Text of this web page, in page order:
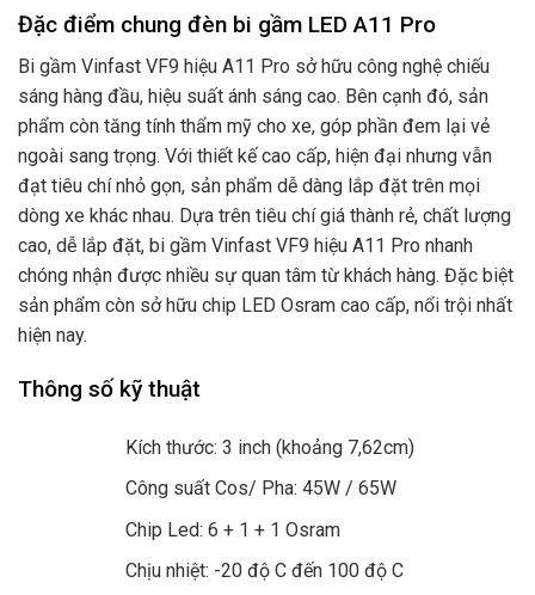
Đặc điểm chung đèn bi gầm LED A11 Pro
Bi gầm Vinfast VF9 hiệu A11 Pro sở hữu công nghệ chiếu
sáng hàng đầu, hiệu suất ánh sáng cao. Bên cạnh đó, sản
phẩm còn tăng tính thẩm mỹ cho xe, góp phần đem lại vẻ
ngoài sang trọng. Với thiết kế cao cấp, hiện đại nhưng vẫn
đạt tiêu chí nhỏ gọn, sản phẩm dễ dàng lắp đặt trên mọi
dòng xe khác nhau. Dựa trên tiêu chí giá thành rẻ, chất lượng
cao, dễ lắp đặt, bi gầm Vinfast VF9 hiệu A11 Pro nhanh
chóng nhận được nhiều sự quan tâm từ khách hàng. Đặc biệt
sản phẩm còn sở hữu chip LED Osram cao cấp, nổi trội nhất
hiện nay.
Thông số kỹ thuật
Kích thước: 3 inch (khoảng 7,62cm)
Công suất Cos/ Pha: 45W / 65W
Chip Led: 6 + 1 + 1 Osram
Chịu nhiệt: -20 độ C đến 100 độ C